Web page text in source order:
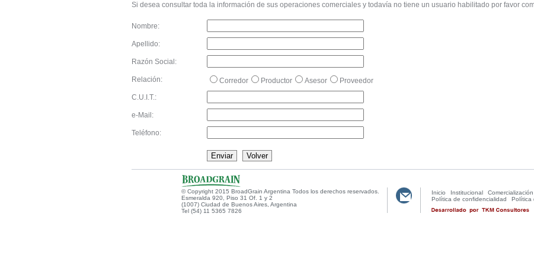
Si desea consultar toda la información de sus operaciones comerciales y todavía no tiene un usuario habilitado por favor
Nombre:
Apellido:
Razón Social:
Relación: Corredor Productor Asesor
Proveedor
C.U.I.T.:
e-Mail:
Teléfono:
© Copyright 2015 BroadGrain Argentina Todos los derechos reservados.
Esmeralda 920, Piso 31 Of. 1 y 2
(1007) Ciudad de Buenos Aires, Argentina
Tel (54) 11 5365 7826
Inicio Institucional Comercialización
Política de confidencialidad
Política